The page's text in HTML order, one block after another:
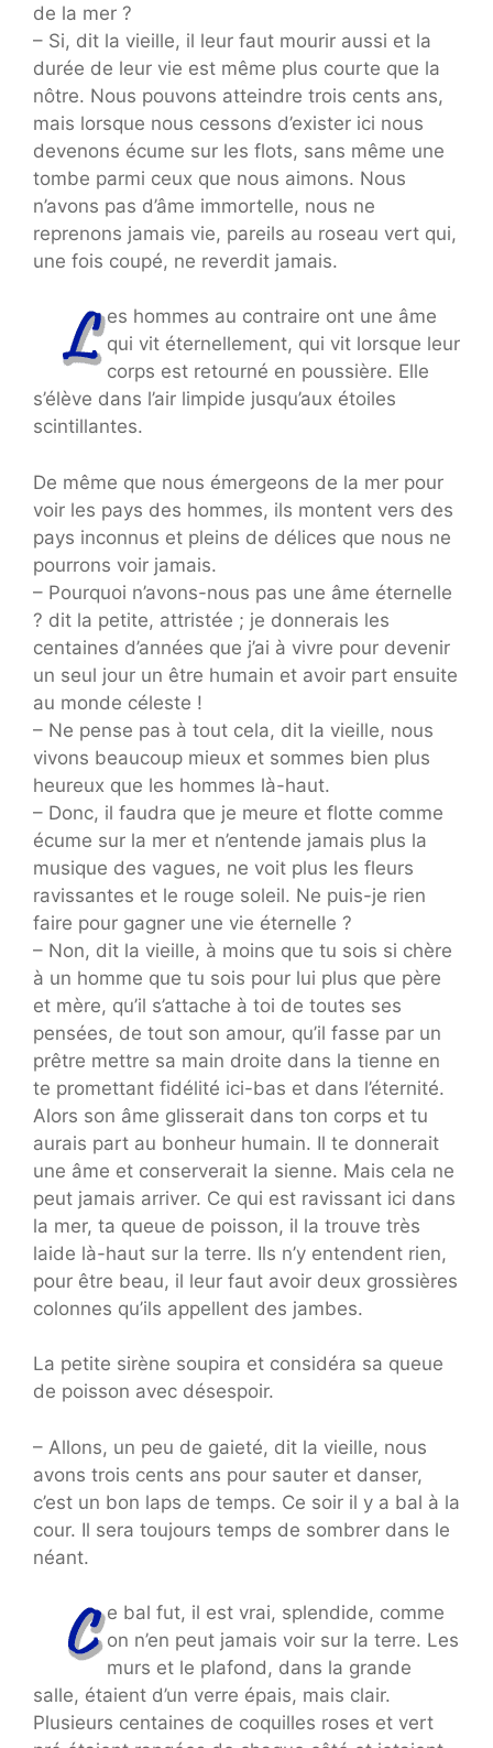
de la mer ?
– Si, dit la vieille, il leur faut mourir aussi et la
durée de leur vie est même plus courte que la
nôtre. Nous pouvons atteindre trois cents ans,
mais lorsque nous cessons d’exister ici nous
devenons écume sur les flots, sans même une
tombe parmi ceux que nous aimons. Nous
n’avons pas d’âme immortelle, nous ne
reprenons jamais vie, pareils au roseau vert qui,
une fois coupé, ne reverdit jamais.
es hommes au contraire ont une âme
qui vit éternellement, qui vit lorsque leur
corps est retourné en poussière. Elle
s’élève dans l’air limpide jusqu’aux étoiles
scintillantes.
De même que nous émergeons de la mer pour
voir les pays des hommes, ils montent vers des
pays inconnus et pleins de délices que nous ne
pourrons voir jamais.
– Pourquoi n’avons-nous pas une âme éternelle
? dit la petite, attristée ; je donnerais les
centaines d’années que j’ai à vivre pour devenir
un seul jour un être humain et avoir part ensuite
au monde céleste !
– Ne pense pas à tout cela, dit la vieille, nous
vivons beaucoup mieux et sommes bien plus
heureux que les hommes là-haut.
– Donc, il faudra que je meure et flotte comme
écume sur la mer et n’entende jamais plus la
musique des vagues, ne voit plus les fleurs
ravissantes et le rouge soleil. Ne puis-je rien
faire pour gagner une vie éternelle ?
– Non, dit la vieille, à moins que tu sois si chère
à un homme que tu sois pour lui plus que père
et mère, qu’il s’attache à toi de toutes ses
pensées, de tout son amour, qu’il fasse par un
prêtre mettre sa main droite dans la tienne en
te promettant fidélité ici-bas et dans l’éternité.
Alors son âme glisserait dans ton corps et tu
aurais part au bonheur humain. Il te donnerait
une âme et conserverait la sienne. Mais cela ne
peut jamais arriver. Ce qui est ravissant ici dans
la mer, ta queue de poisson, il la trouve très
laide là-haut sur la terre. Ils n’y entendent rien,
pour être beau, il leur faut avoir deux grossières
colonnes qu’ils appellent des jambes.
La petite sirène soupira et considéra sa queue
de poisson avec désespoir.
– Allons, un peu de gaieté, dit la vieille, nous
avons trois cents ans pour sauter et danser,
c’est un bon laps de temps. Ce soir il y a bal à la
cour. Il sera toujours temps de sombrer dans le
néant.
e bal fut, il est vrai, splendide, comme
on n’en peut jamais voir sur la terre. Les
murs et le plafond, dans la grande
salle, étaient d’un verre épais, mais clair.
Plusieurs centaines de coquilles roses et vert